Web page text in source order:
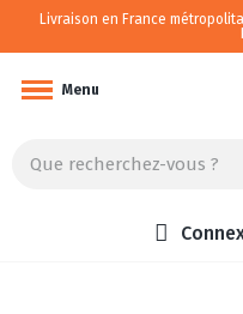
Livraison en France
Menu